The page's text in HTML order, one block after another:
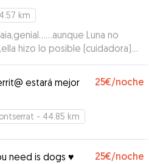
km
Luna no
hizo lo posible (cuidadora)
”
estará mejor
25€/noche
- 44.85 km
need is dogs ♥️ 25€/noche